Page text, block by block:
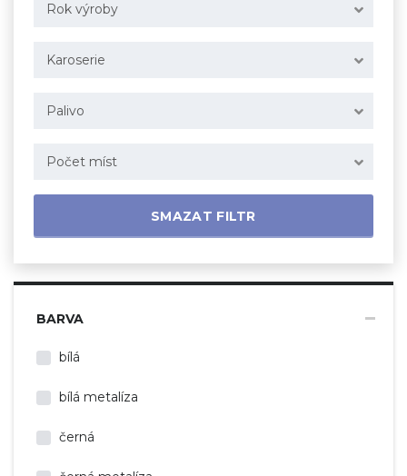
Rok výroby
Karoserie
Palivo
Počet míst
SMAZAT FILTR
BARVA
bílá
bílá metalíza
černá